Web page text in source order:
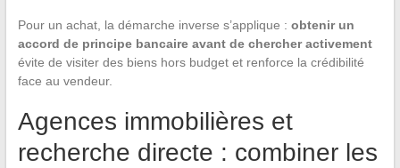
Pour un achat, la démarche inverse s’applique : obtenir un
accord de principe bancaire avant de chercher activement
évite de visiter des biens hors budget et renforce la crédibilité
face au vendeur.
Agences immobilières et
recherche directe : combiner les